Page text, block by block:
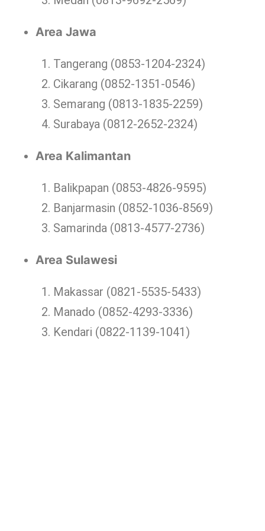
Area Jawa
Tangerang (0853-1204-2324)
Cikarang (0852-1351-0546)
Semarang (0813-1835-2259)
Surabaya (0812-2652-2324)
Area Kalimantan
Balikpapan (0853-4826-9595)
Banjarmasin (0852-1036-8569)
Samarinda (0813-4577-2736)
Area Sulawesi
Makassar (0821-5535-5433)
Manado (0852-4293-3336)
Kendari (0822-1139-1041)